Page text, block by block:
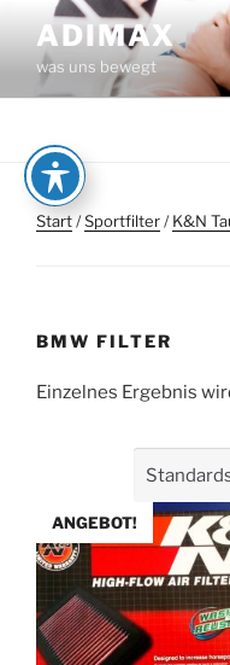
Inhalt
springen
ADIMAX
was uns bewegt
Start/Sportfilter/K&N
BMW FILTER
Einzelnes Ergebnis
ANGEBOT!